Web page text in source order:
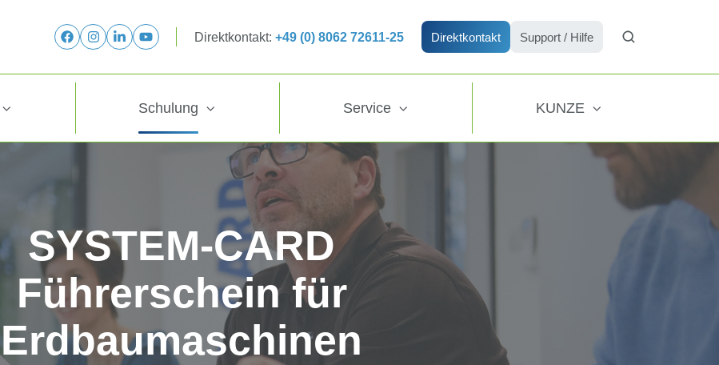
Direktkontakt: +49 (0) 8062 72611-25 Direktkontakt Support / Hilfe
Schulung Service KUNZE
SYSTEM-CARD
Führerschein für
Erdbaumaschinen